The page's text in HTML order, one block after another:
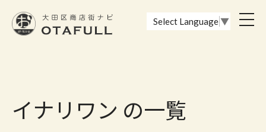
Select Language ▼
イナリワン の一覧